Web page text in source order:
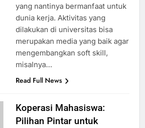
yang nantinya bermanfaat untuk
dunia kerja. Aktivitas yang
dilakukan di universitas bisa
merupakan media yang baik agar
mengembangkan soft skill,
misalnya…
Read Full News
Koperasi Mahasiswa:
Pilihan Pintar untuk